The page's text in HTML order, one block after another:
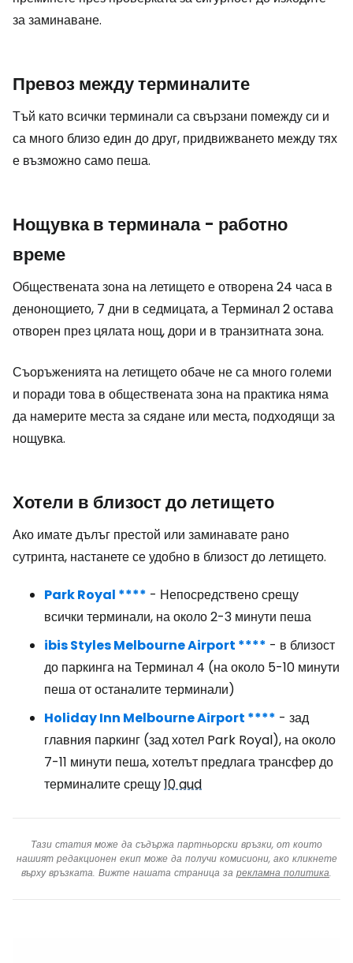
за заминаване.
Превоз между терминалите
Тъй като всички терминали са свързани помежду си и
са много близо един до друг, придвижването между тях
е възможно само пеша.
Нощувка в терминала - работно
време
Обществената зона на летището е отворена 24 часа в
денонощието, 7 дни в седмицата, а Терминал 2 остава
отворен през цялата нощ, дори и в транзитната зона.
Съоръженията на летището обаче не са много големи
и поради това в обществената зона на практика няма
да намерите места за сядане или места, подходящи за
нощувка.
Хотели в близост до летището
Ако имате дълъг престой или заминавате рано
сутринта, настанете се удобно в близост до летището.
Park Royal **** - Непосредствено срещу
всички терминали, на около 2-3 минути пеша
ibis Styles Melbourne Airport **** - в близост
до паркинга на Терминал 4 (на около 5-10 минути
пеша от останалите терминали)
Holiday Inn Melbourne Airport **** - зад
главния паркинг (зад хотел Park Royal), на около
7-11 минути пеша, хотелът предлага трансфер до
терминалите срещу10 aud
Тази статия може да съдържа партньорски връзки, от които
нашият редакционен екип може да получи комисиони, ако кликнете
върху връзката. Вижте нашата страница за рекламна политика.